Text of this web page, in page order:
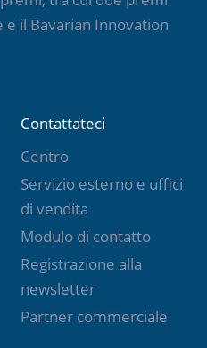
il Bavarian Innovation
Contattateci
Centro
Servizio esterno e uffici
di vendita
Modulo di contatto
Registrazione alla
newsletter
Partner commerciale